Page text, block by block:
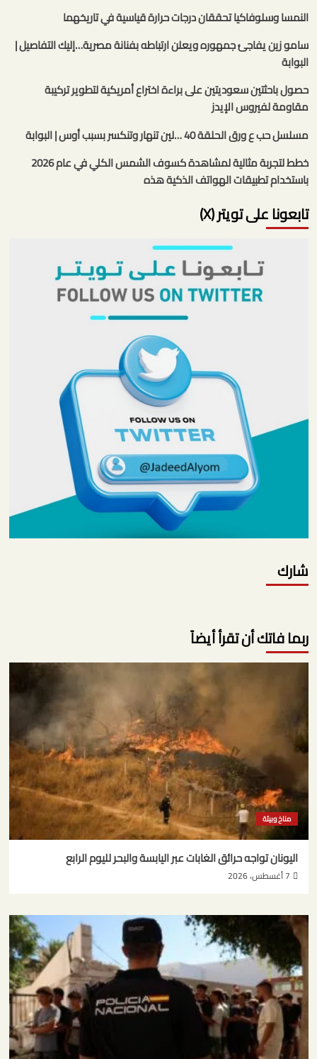
النمسا وسلوفاكيا تحققان درجات حرارة قياسية في تاريخهما
سامو زين يفاجئ جمهوره ويعلن ارتباطه بفنانة مصرية…إليك التفاصيل |
البوابة
حصول باحثتين سعوديتين على براءة اختراع أمريكية لتطوير تركيبة
مقاومة لفيروس الإيدز
مسلسل حب ع ورق الحلقة 40 …لين تنهار وتنكسر بسبب أوس | البوابة
خطط لتجربة مثالية لمشاهدة كسوف الشمس الكلي في عام 2026
باستخدام تطبيقات الهواتف الذكية هذه
تابعونا على تويتر (X)
شارك
ربما فاتك أن تقرأ أيضاً
مناخ وبيئة
اليونان تواجه حرائق الغابات عبر اليابسة والبحر لليوم الرابع
7 أغسطس، 2026